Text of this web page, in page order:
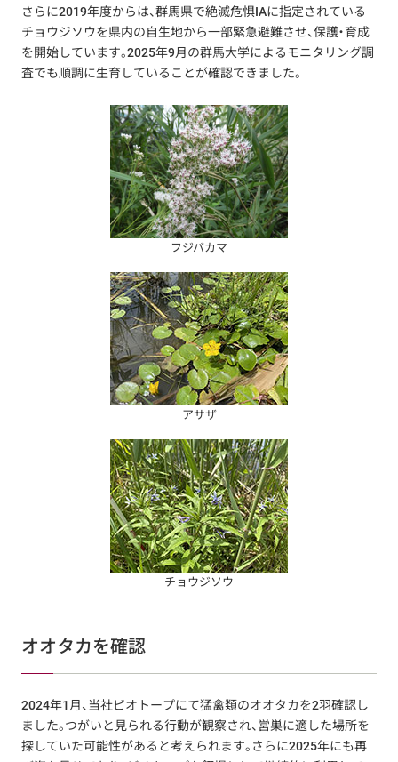
さらに2019年度からは、群馬県で絶滅危惧IAに指定されている
チョウジソウを県内の自生地から一部緊急避難させ、保護・育成
を開始しています。2025年9月の群馬大学によるモニタリング調
査でも順調に生育していることが確認できました。
フジバカマ
アサザ
チョウジソウ
オオタカを確認
2024年1月、当社ビオトープにて猛禽類のオオタカを2羽確認し
ました。つがいと見られる行動が観察され、営巣に適した場所を
探していた可能性があると考えられます。さらに2025年にも再